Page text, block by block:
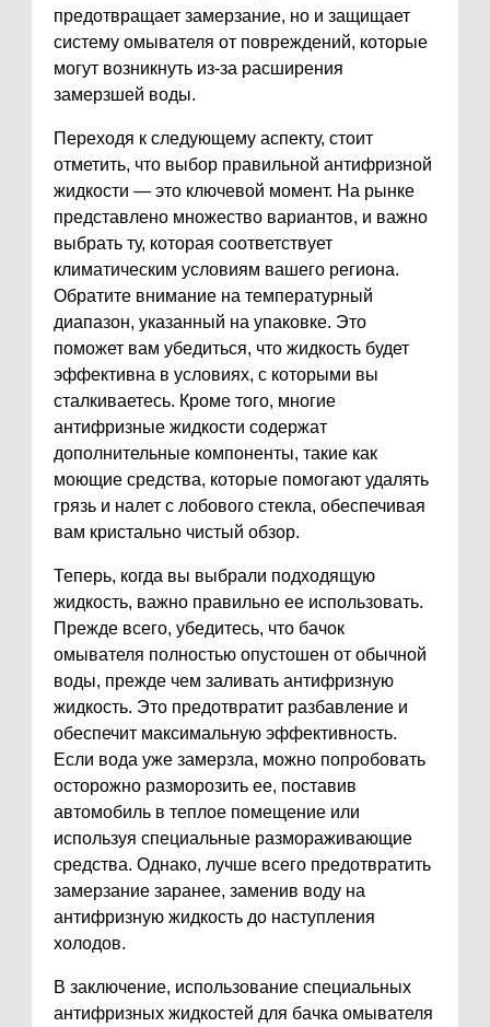
предотвращает замерзание, но и защищает
систему омывателя от повреждений, которые
могут возникнуть из-за расширения
замерзшей воды.
Переходя к следующему аспекту, стоит
отметить, что выбор правильной антифризной
жидкости — это ключевой момент. На рынке
представлено множество вариантов, и важно
выбрать ту, которая соответствует
климатическим условиям вашего региона.
Обратите внимание на температурный
диапазон, указанный на упаковке. Это
поможет вам убедиться, что жидкость будет
эффективна в условиях, с которыми вы
сталкиваетесь. Кроме того, многие
антифризные жидкости содержат
дополнительные компоненты, такие как
моющие средства, которые помогают удалять
грязь и налет с лобового стекла, обеспечивая
вам кристально чистый обзор.
Теперь, когда вы выбрали подходящую
жидкость, важно правильно ее использовать.
Прежде всего, убедитесь, что бачок
омывателя полностью опустошен от обычной
воды, прежде чем заливать антифризную
жидкость. Это предотвратит разбавление и
обеспечит максимальную эффективность.
Если вода уже замерзла, можно попробовать
осторожно разморозить ее, поставив
автомобиль в теплое помещение или
используя специальные размораживающие
средства. Однако, лучше всего предотвратить
замерзание заранее, заменив воду на
антифризную жидкость до наступления
холодов.
В заключение, использование специальных
антифризных жидкостей для бачка омывателя